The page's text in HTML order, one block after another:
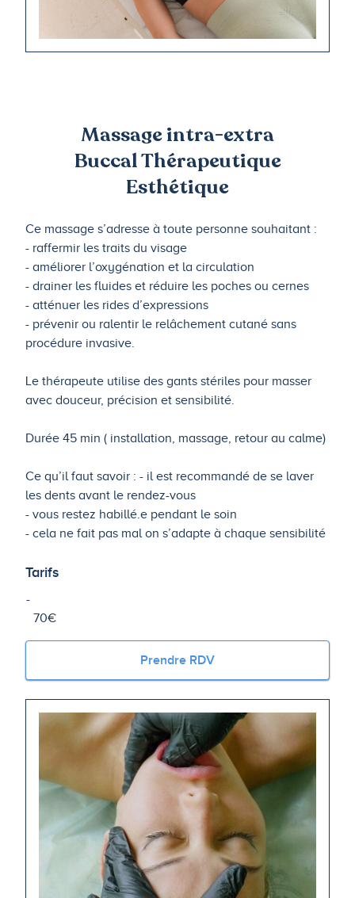
Massage intra-extra
Buccal Thérapeutique
Esthétique
Ce massage s’adresse à toute personne souhaitant :
- raffermir les traits du visage
- améliorer l’oxygénation et la circulation
- drainer les fluides et réduire les poches ou cernes
- atténuer les rides d’expressions
- prévenir ou ralentir le relâchement cutané sans
procédure invasive.
Le thérapeute utilise des gants stériles pour masser
avec douceur, précision et sensibilité.
Durée 45 min ( installation, massage, retour au calme)
Ce qu’il faut savoir : - il est recommandé de se laver
les dents avant le rendez-vous
- vous restez habillé.e pendant le soin
- cela ne fait pas mal on s’adapte à chaque sensibilité
Tarifs
70€
Prendre RDV